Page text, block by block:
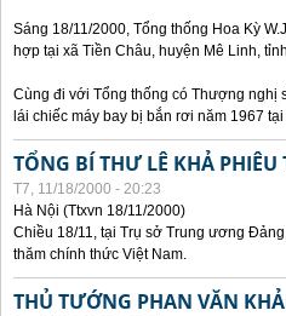
Sáng 18/11/2000, Tổng thống Hoa Kỳ
hợp tại xã Tiền Châu, huyện Mê Linh,
Cùng đi với Tổng thống có Thượng nghị
lái chiếc máy bay bị bắn rơi năm 1967
TỔNG BÍ THƯ LÊ KHẢ
T7, 11/18/2000 - 20:23
Hà Nội (Ttxvn 18/11/2000)
Chiều 18/11, tại Trụ sở Trung ương
thăm chính thức Việt Nam.
THỦ TƯỚNG PHAN VĂN